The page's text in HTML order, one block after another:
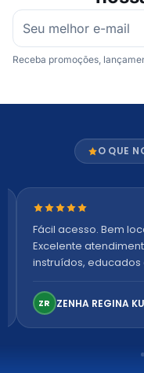
Receba promoções,
O QUE
Nota 5 de 5
Fácil acesso. Bem
Excelente
instruídos, educados
confortável. Perfeito!
ZR ZENHA REGINA